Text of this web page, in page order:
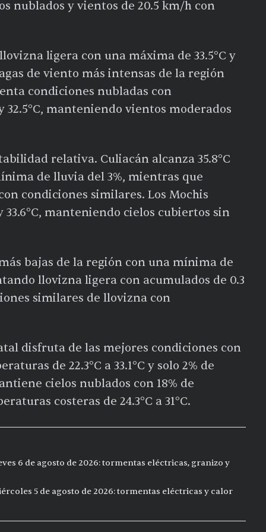
nublados y vientos de 20.5 km/h con
ligera con una máxima de 33.5°C y
de viento más intensas de la región
condiciones nubladas con
32.5°C, manteniendo vientos moderados
relativa. Culiacán alcanza 35.8°C
de lluvia del 3%, mientras que
condiciones similares. Los Mochis
manteniendo cielos cubiertos sin
bajas de la región con una mínima de
llovizna ligera con acumulados de 0.3
similares de llovizna con
disfruta de las mejores condiciones con
de 22.3°C a 33.1°C y solo 2% de
cielos nublados con 18% de
costeras de 24.3°C a 31°C.
6 de agosto de 2026: tormentas eléctricas, granizo y
5 de agosto de 2026: tormentas eléctricas y calor